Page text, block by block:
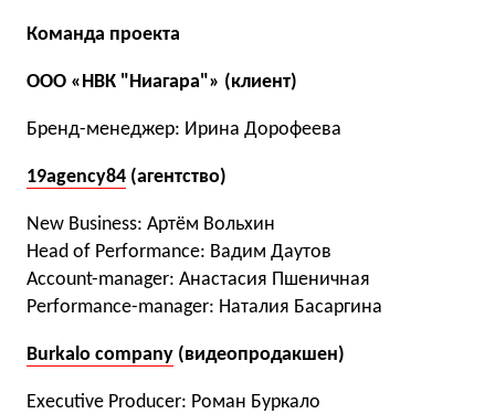
Команда проекта
ООО «НВК "Ниагара"» (клиент)
Бренд-менеджер: Ирина Дорофеева
19agency84 (агентство)
New Business: Артём Вольхин
Head of Performance: Вадим Даутов
Account-manager: Анастасия Пшеничная
Performance-manager: Наталия Басаргина
Burkalo company (видеопродакшен)
Executive Producer: Роман Буркало